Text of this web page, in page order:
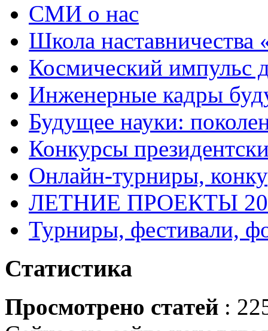
СМИ о нас
Школа
Космический импульс
Инженерные кадры
Будущее науки:
Конкурсы
Онлайн-турниры,
ЛЕТНИЕ ПРОЕКТЫ
Турниры, фестивали,
Статистика
Просмотрено статей :